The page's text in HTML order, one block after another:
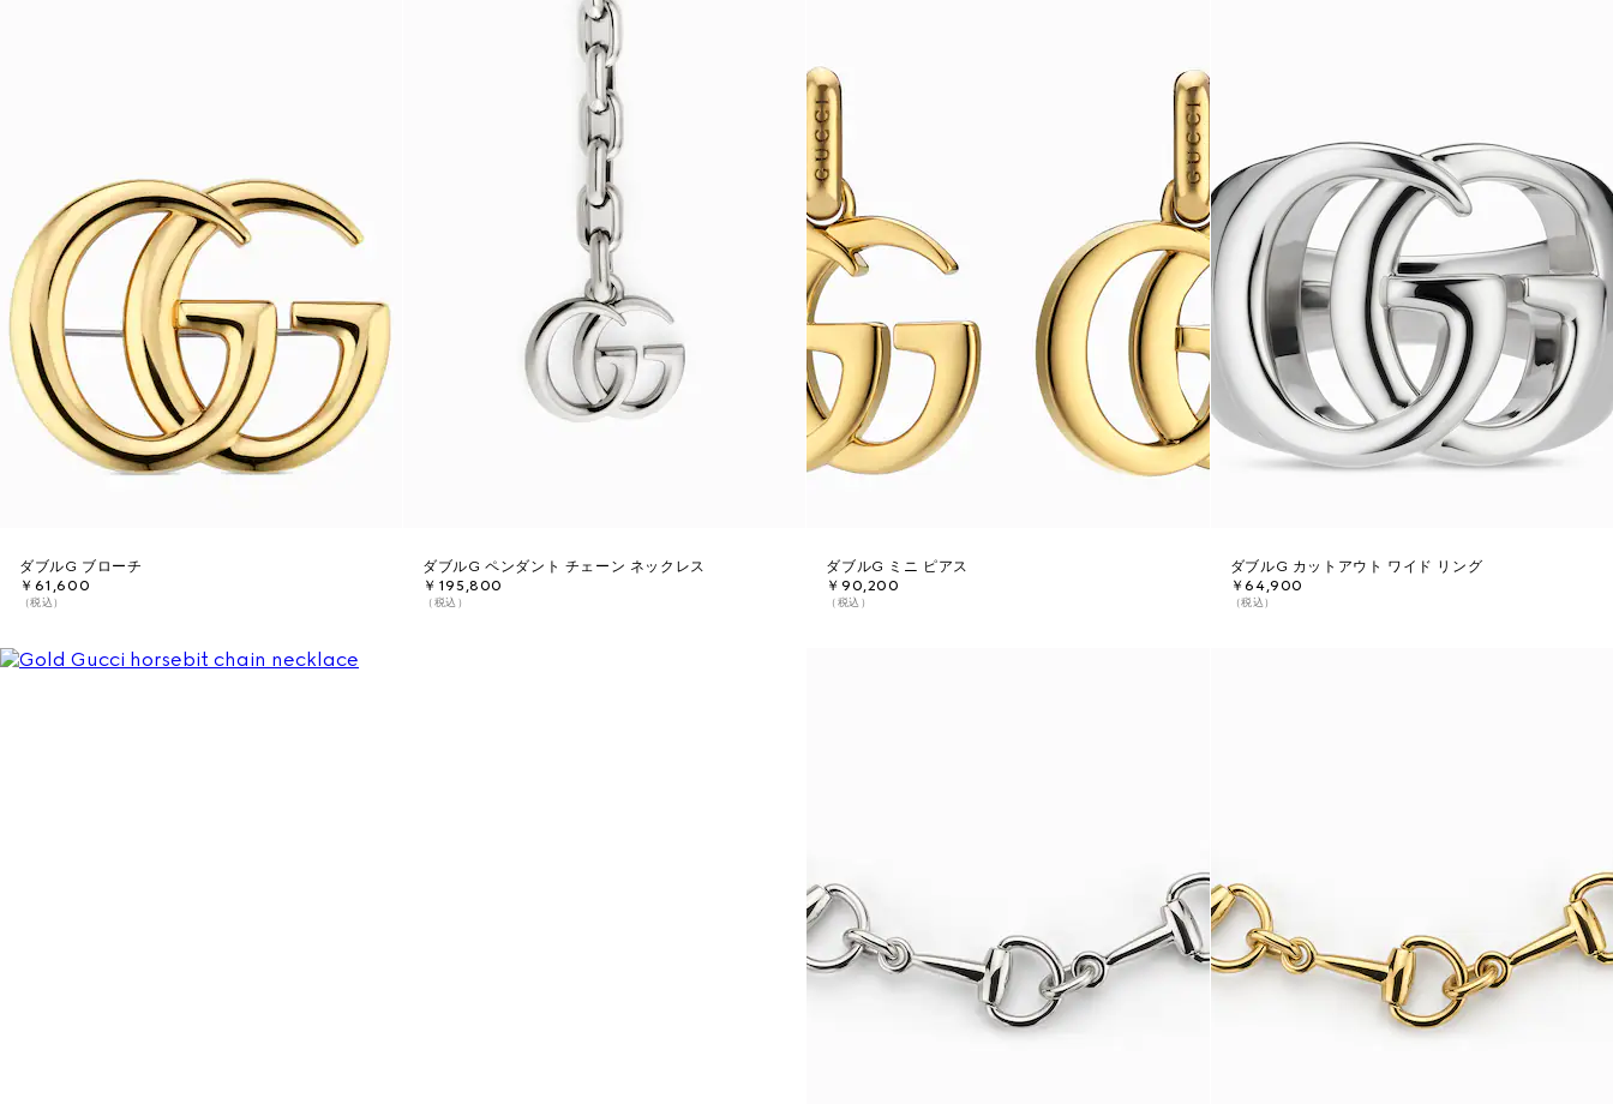
ダブルG ブローチ
￥61,600
（税込）
ダブルG ペンダント チェーン ネックレス
￥195,800
（税込）
ダブルG ミニ ピアス
￥90,200
（税込）
ダブルG カットアウト ワイド リング
￥64,900
（税込）